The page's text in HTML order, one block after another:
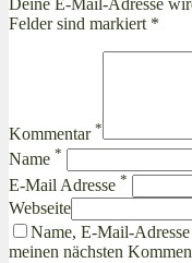
Deine E-Mail-Adresse
Felder sind markiert *
Kommentar *
Name *
E-Mail Adresse *
Webseite
Name, E-Mail-
meinen nächsten